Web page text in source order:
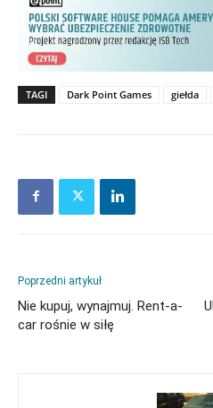
TAGI Dark Point Games giełda
Poprzedni artykuł
Nie kupuj, wynajmuj. Rent-a-
car rośnie w siłę